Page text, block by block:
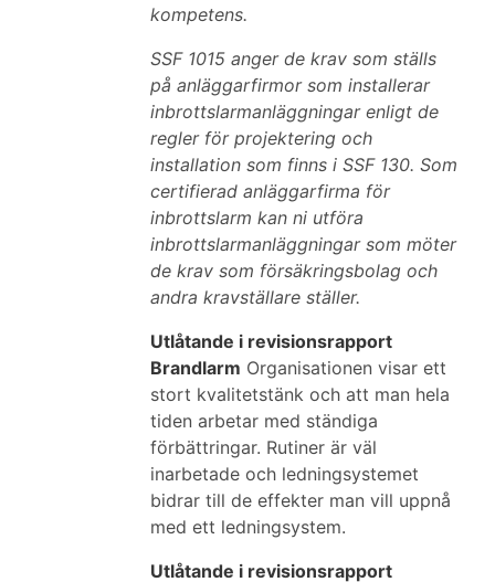
kompetens.
SSF 1015 anger de krav som ställs
på anläggarfirmor som installerar
inbrottslarmanläggningar enligt de
regler för projektering och
installation som finns i SSF 130. Som
certifierad anläggarfirma för
inbrottslarm kan ni utföra
inbrottslarmanläggningar som möter
de krav som försäkringsbolag och
andra kravställare ställer.
Utlåtande i revisionsrapport
Brandlarm Organisationen visar ett
stort kvalitetstänk och att man hela
tiden arbetar med ständiga
förbättringar. Rutiner är väl
inarbetade och ledningsystemet
bidrar till de effekter man vill uppnå
med ett ledningsystem.
Utlåtande i revisionsrapport